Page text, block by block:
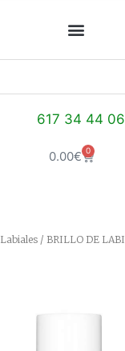
617 34 44 06
0.00€ 0 Carrito
Labiales / BRILLO DE